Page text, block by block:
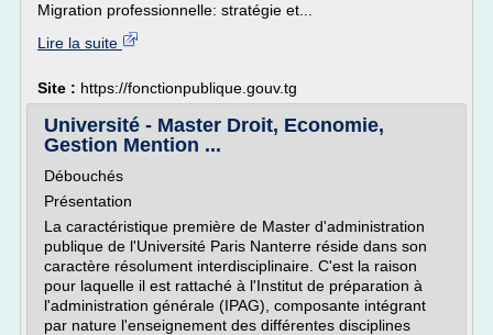
Migration professionnelle: stratégie et...
Lire la suite
Site : https://fonctionpublique.gouv.tg
Université - Master Droit, Economie,
Gestion Mention ...
Débouchés
Présentation
La caractéristique première de Master d'administration
publique de l'Université Paris Nanterre réside dans son
caractère résolument interdisciplinaire. C'est la raison
pour laquelle il est rattaché à l'Institut de préparation à
l'administration générale (IPAG), composante intégrant
par nature l'enseignement des différentes disciplines